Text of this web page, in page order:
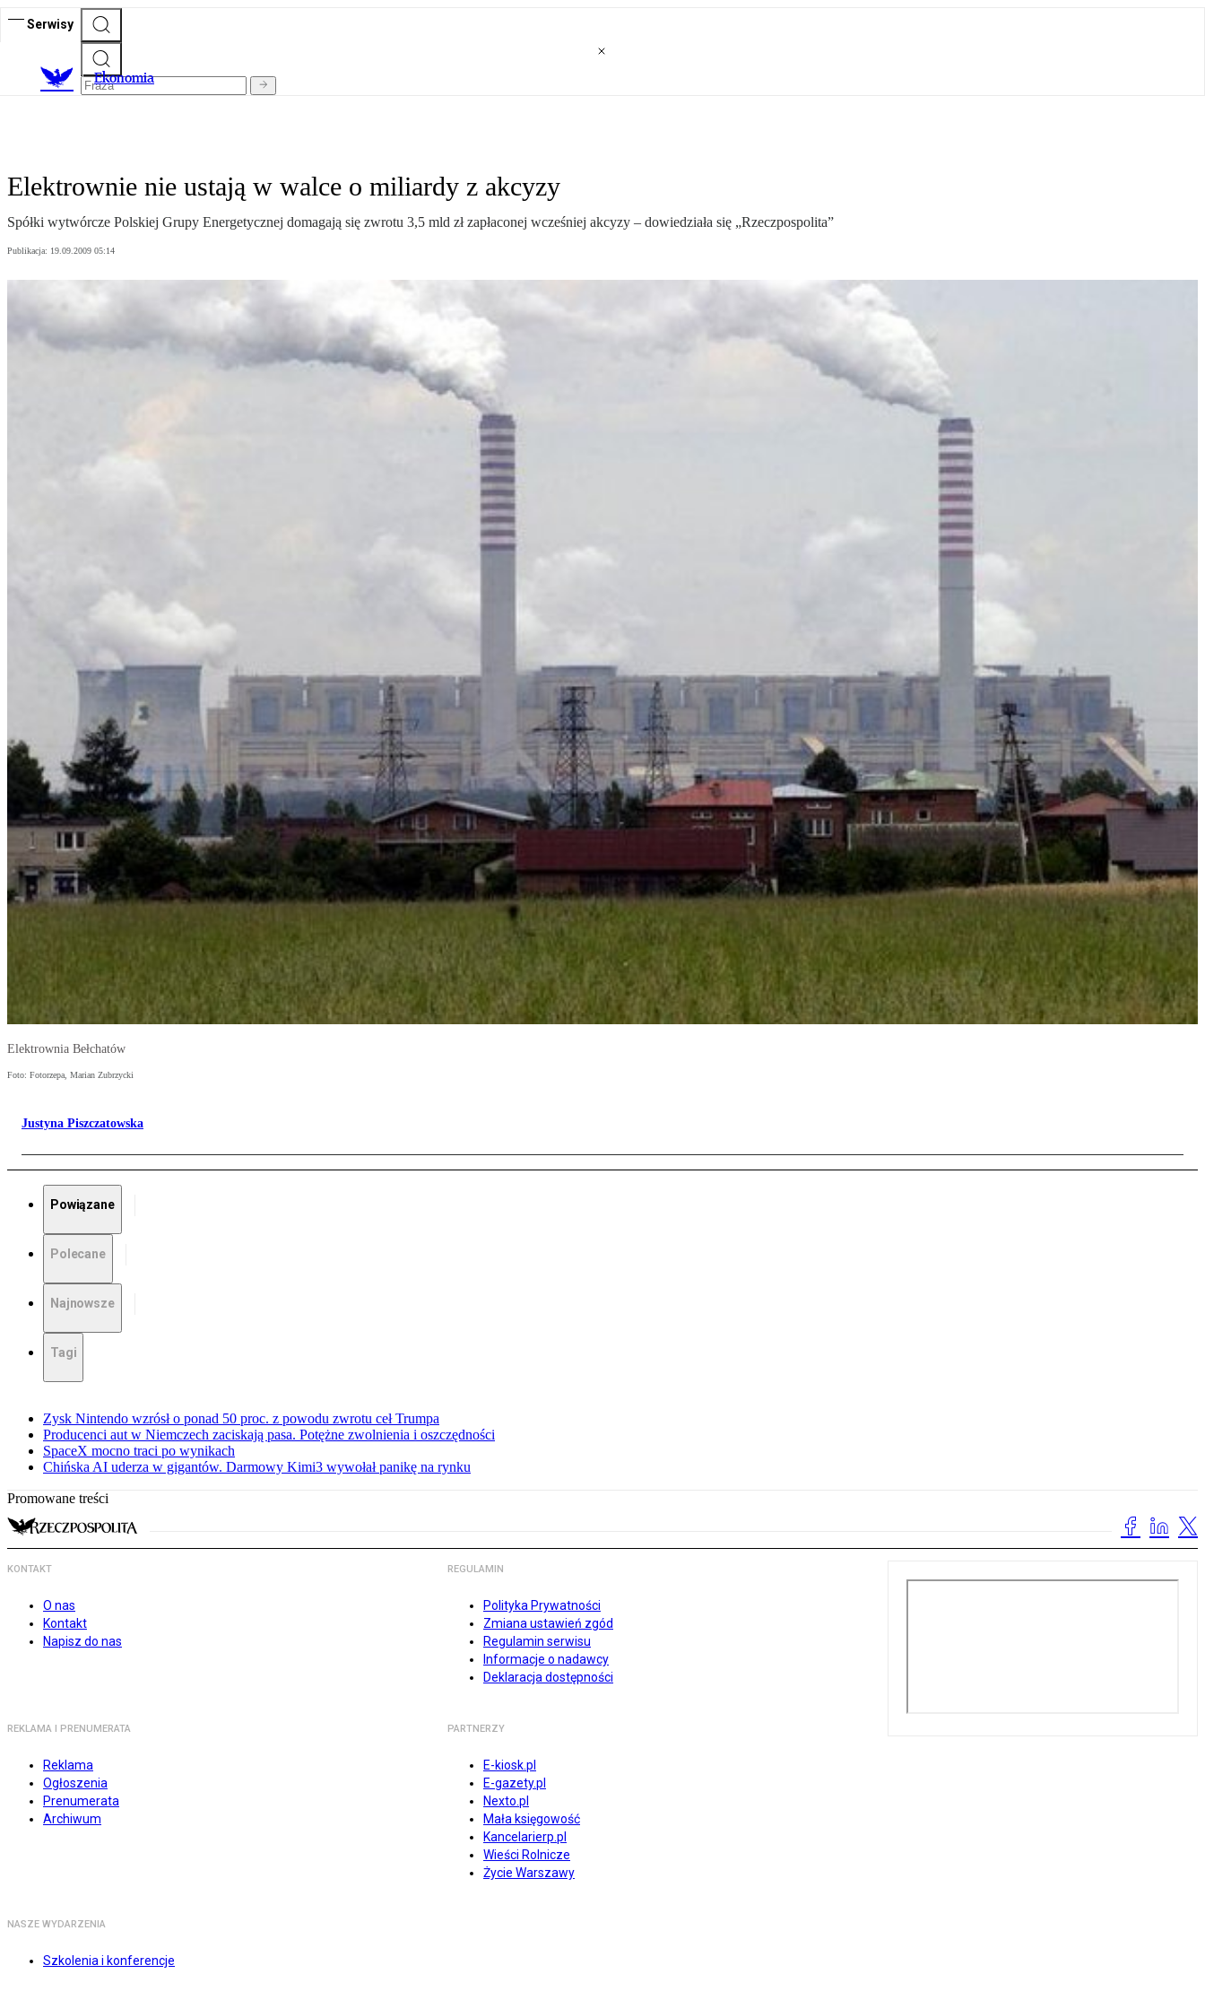
Serwisy
Ekonomia
Elektrownie nie ustają w walce o miliardy z akcyzy
Spółki wytwórcze Polskiej Grupy Energetycznej domagają się zwrotu 3,5 mld zł zapłaconej wcześniej akcyzy – dowiedziała się „Rzeczpospolita”
Publikacja: 19.09.2009 05:14
Elektrownia Bełchatów
Foto: Fotorzepa, Marian Zubrzycki
Justyna Piszczatowska
Powiązane
Polecane
Najnowsze
Tagi
Zysk Nintendo wzrósł o ponad 50 proc. z powodu zwrotu ceł Trumpa
Producenci aut w Niemczech zaciskają pasa. Potężne zwolnienia i oszczędności
SpaceX mocno traci po wynikach
Chińska AI uderza w gigantów. Darmowy Kimi3 wywołał panikę na rynku
Promowane treści
KONTAKT
O nas
Kontakt
Napisz do nas
REGULAMIN
Polityka Prywatności
Zmiana ustawień zgód
Regulamin serwisu
Informacje o nadawcy
Deklaracja dostępności
REKLAMA I PRENUMERATA
Reklama
Ogłoszenia
Prenumerata
Archiwum
PARTNERZY
E-kiosk.pl
E-gazety.pl
Nexto.pl
Mała księgowość
Kancelarierp.pl
Wieści Rolnicze
Życie Warszawy
NASZE WYDARZENIA
Szkolenia i konferencje